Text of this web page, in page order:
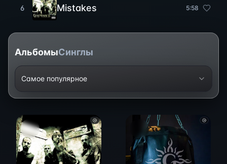
6 Mistakes 5:58
АльбомыСинглы
Самое популярное